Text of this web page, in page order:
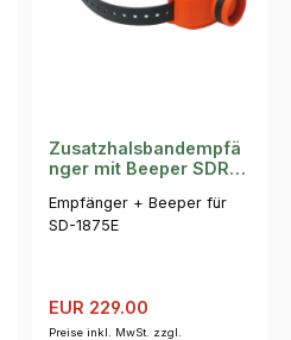
Zusatzhalsbandempfä
nger mit Beeper SDR-
Empfänger + Beeper für
SD-1875E
Verkaufspreis:
EUR 229.00
Preise inkl. MwSt. zzgl.